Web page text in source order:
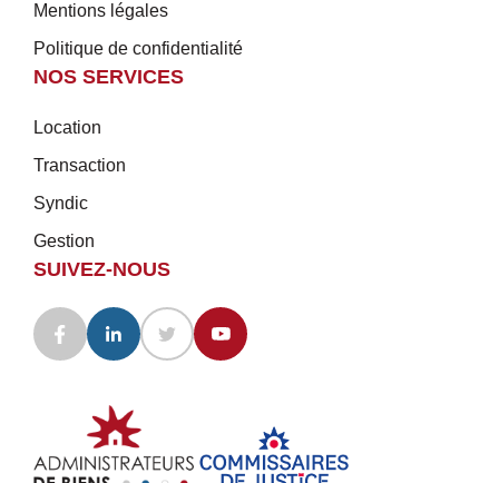
Mentions légales
Politique de confidentialité
NOS SERVICES
Location
Transaction
Syndic
Gestion
SUIVEZ-NOUS